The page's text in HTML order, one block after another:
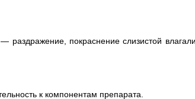
раздражение, покраснение слизистой
к компонентам препарата.